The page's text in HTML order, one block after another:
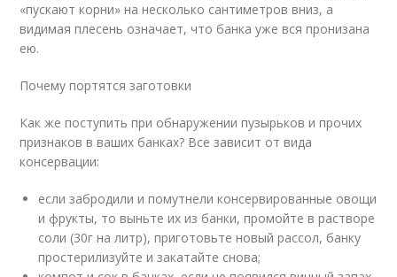
«пускают корни» на несколько сантиметров вниз, а
видимая плесень означает, что банка уже вся пронизана
ею.
Почему портятся заготовки
Как же поступить при обнаружении пузырьков и прочих
признаков в ваших банках? Все зависит от вида
консервации:
если забродили и помутнели консервированные овощи
и фрукты, то выньте их из банки, промойте в растворе
соли (30г на литр), приготовьте новый рассол, банку
простерилизуйте и закатайте снова;